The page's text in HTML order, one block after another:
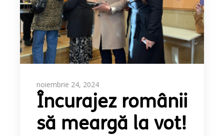
noiembrie 24, 2024
Încurajez românii
să meargă la vot!